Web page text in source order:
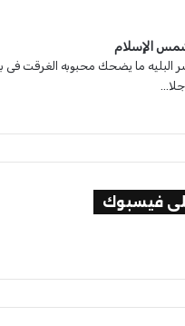
الإسلام
البليه ما يضحك محبوبه الغرقت فى
فيسبوك